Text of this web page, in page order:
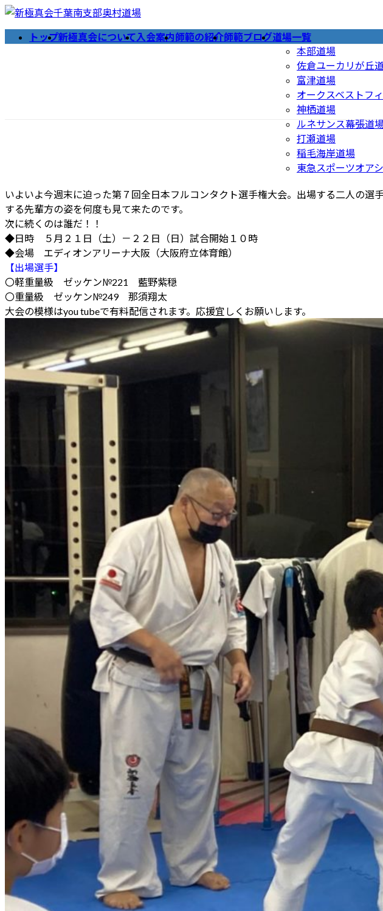
コ
ン
テ
ナ
ビ
ゲ
トップ新極真会について入会案内師範の紹介師範ブログ道場一覧
本部道場
佐倉ユーカリが丘
富津道場
オークスベストフ
神栖道場
ルネサンス幕張道場
打瀬道場
稲毛海岸道場
東急スポーツオア
いよいよ今週末に迫った第７回全日本フルコンタクト選手権大会。出場する二人の
する先輩方の姿を何度も見て来たのです。
次に続くのは誰だ！！
◆日時 ５月２１日（土）－２２日（日）試合開始１０時
◆会場 エディオンアリーナ大阪（大阪府立体育館）
【出場選手】
〇軽重量級 ゼッケン№221 藍野紫穏
〇重量級 ゼッケン№249 那須翔太
大会の模様はyou tubeで有料配信されます。応援宜しくお願いします。